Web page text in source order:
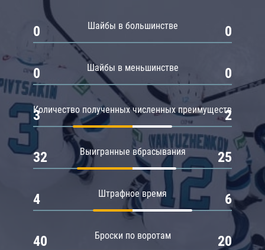
Шайбы в большинстве
0 0
Шайбы в меньшинстве
0 0
Количество полученных численных преимуществ
3 2
Выигранные вбрасывания
32 25
Штрафное время
4 6
Броски по воротам
40 20